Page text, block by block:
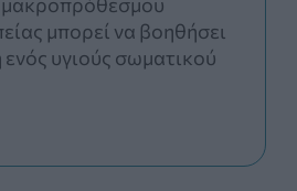
μπορεί να βοηθήσει
υγιούς σωματικού